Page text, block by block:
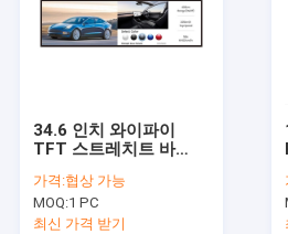
34.6 인치 와이파이
TFT 스트레치트 바
바깥변두리 스트레치트
바 LCD 스크린
가격:협상 가능
MOQ:1 PC
최신 가격 받기